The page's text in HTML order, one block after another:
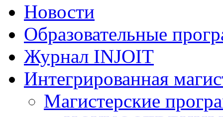
Новости
Образовательные
Журнал INJOIT
Интегрированная
Магистерские